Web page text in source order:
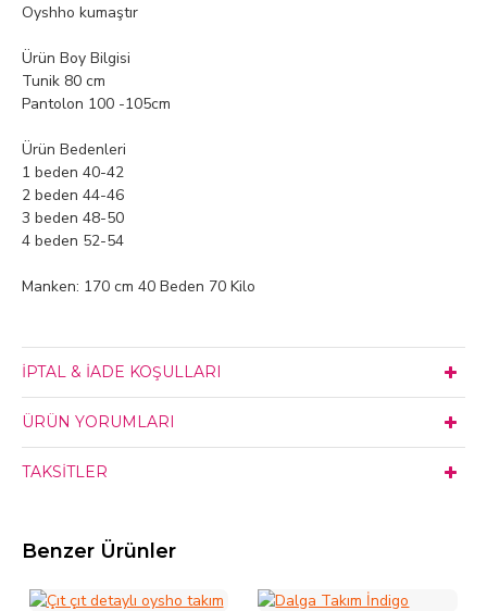
Oyshho kumaştır
Ürün Boy Bilgisi
Tunik 80 cm
Pantolon 100 -105cm
Ürün Bedenleri
1 beden 40-42
2 beden 44-46
3 beden 48-50
4 beden 52-54
Manken: 170 cm 40 Beden 70 Kilo
İPTAL & İADE KOŞULLARI
ÜRÜN YORUMLARI
TAKSITLER
Benzer Ürünler